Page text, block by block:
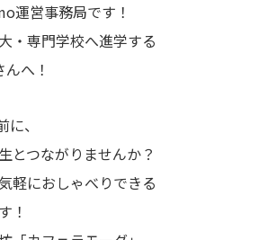
運営事務局です！
・専門学校へ進学する
へ！
、
とつながりませんか？
軽におしゃべりできる
！